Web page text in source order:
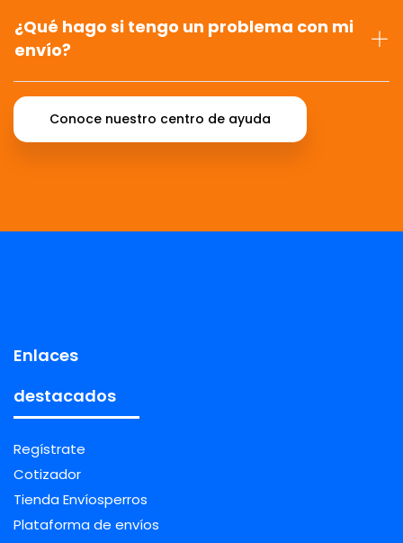
¿Qué hago si tengo un problema con mi
envío?
Conoce nuestro centro de ayuda
Enlaces
destacados
Regístrate
Cotizador
Tienda Envíosperros
Plataforma de envíos